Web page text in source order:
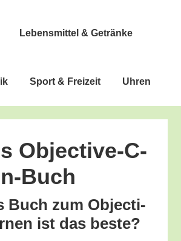
Lebens­mit­tel & Getränke
Sport & Freizeit Uhren
Objective-C-
Buch
Buch zum Objec­ti­
ist das beste?